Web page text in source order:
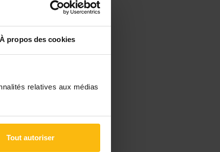
À propos des cookies
relatives aux médias
Tout autoriser
créance sur
, donnera
de
pourquoi la